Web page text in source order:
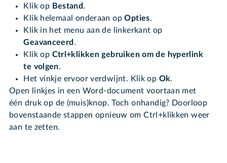
Klik op Bestand.
Klik helemaal onderaan opOpties.
Klik in het menu aan de linkerkant op
Geavanceerd .
Klik op Ctrl+klikken gebruiken om de hyperlink
te volgen.
Het vinkje ervoor verdwijnt. Klik op Ok.
Open linkjes in een Word-document voortaan met
één druk op de (muis)knop. Toch onhandig? Doorloop
bovenstaande stappen opnieuw om Ctrl+klikken weer
aan te zetten.